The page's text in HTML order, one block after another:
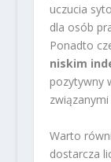
uczucia
dla osób
Ponadto
niskim
pozytywny
Warto
dostarcza